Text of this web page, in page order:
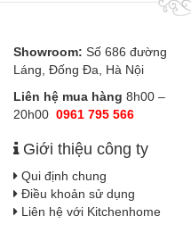
Showroom: Số 686 đường
Láng, Đống Đa, Hà Nội
Liên hệ mua hàng 8h00 –
20h00 0961 795 566
Giới thiệu công ty
Qui định chung
Điều khoản sử dụng
Liên hệ với Kitchenhome